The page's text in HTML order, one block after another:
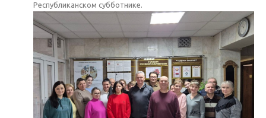
Республиканском субботнике.